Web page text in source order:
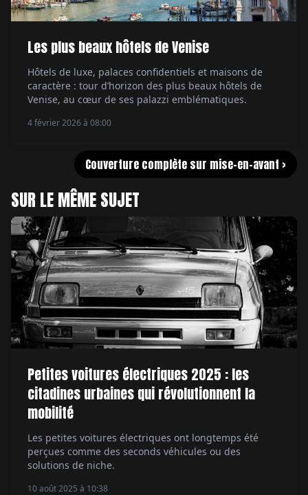
Les plus beaux hôtels de Venise
Hôtels de luxe, palaces confidentiels et maisons de
caractère : tour d’horizon des plus beaux hôtels de
Venise, au cœur de ses palazzi emblématiques.
4 février 2026 à 08:00
Couverture complète sur mise-en-avant >
SUR LE MÊME SUJET
Petites voitures électriques 2025 : les
citadines urbaines qui révolutionnent la
mobilité
Les petites voitures électriques ont longtemps été
perçues comme des seconds véhicules ou des
solutions de niche.
10 août 2025 à 10:38